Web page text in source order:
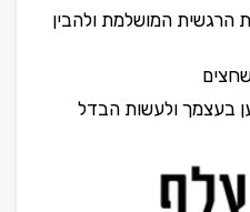
הרגשית המושלמת ולהבין
בעצמך ולעשות הבדל